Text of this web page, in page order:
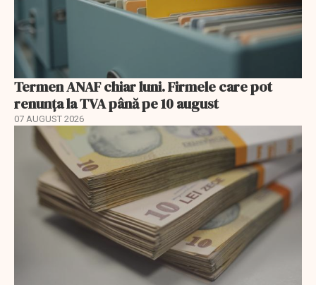
Termen ANAF chiar luni. Firmele care pot
renunța la TVA până pe 10 august
07 AUGUST 2026